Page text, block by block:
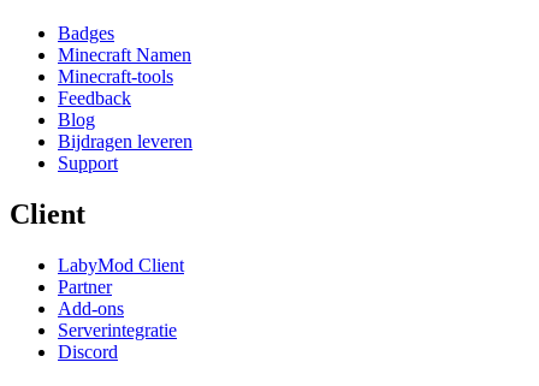
Badges
Minecraft Namen
Minecraft-tools
Feedback
Blog
Bijdragen leveren
Support
Client
LabyMod Client
Partner
Add-ons
Serverintegratie
Discord